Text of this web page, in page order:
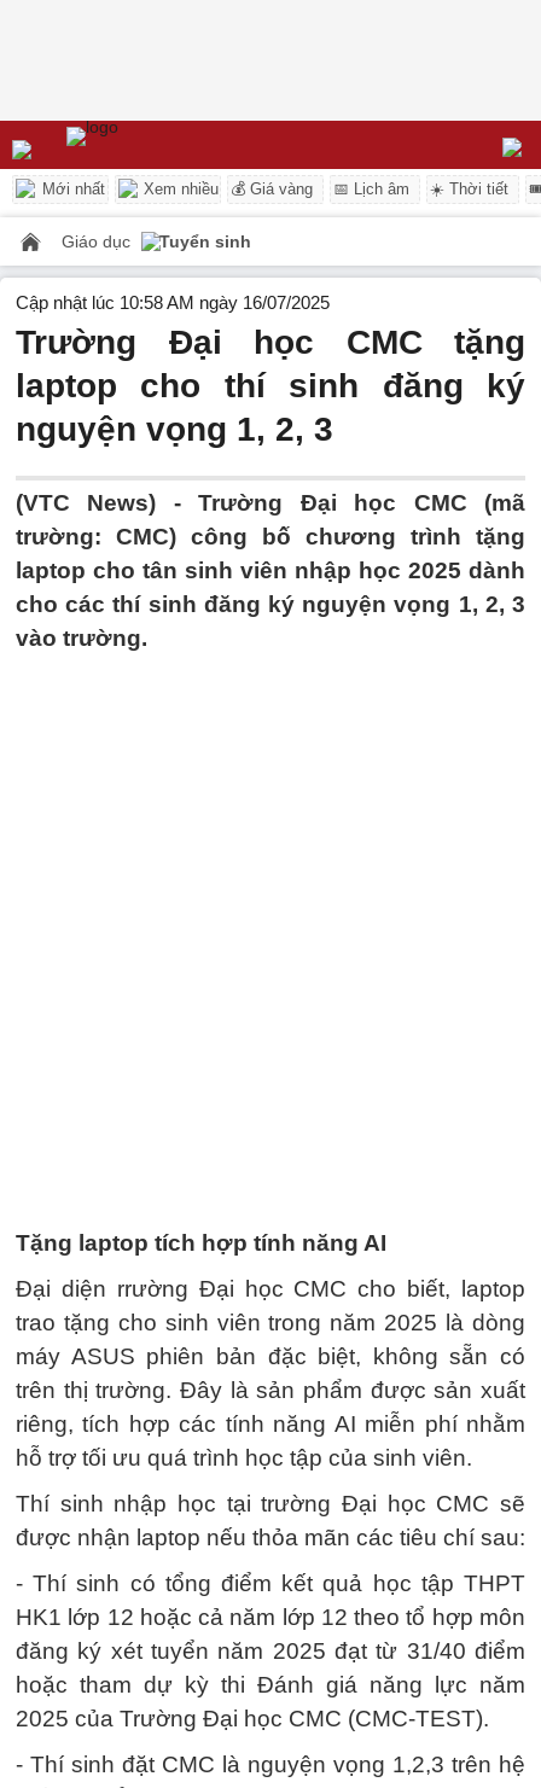
Mới nhất Xem nhiều 💰 Giá vàng 📅 Lịch âm ☀️ Thời tiết
Giáo dục Tuyển sinh
Cập nhật lúc 10:58 AM ngày 16/07/2025
Trường Đại học CMC tặng
laptop cho thí sinh đăng ký
nguyện vọng 1, 2, 3
(VTC News) -Trường Đại học CMC (mã
trường: CMC) công bố chương trình tặng
laptop cho tân sinh viên nhập học 2025 dành
cho các thí sinh đăng ký nguyện vọng 1, 2, 3
vào trường.
Tặng laptop tích hợp tính năng AI
Đại diện rrường Đại học CMC cho biết, laptop
trao tặng cho sinh viên trong năm 2025 là dòng
máy ASUS phiên bản đặc biệt, không sẵn có
trên thị trường. Đây là sản phẩm được sản xuất
riêng, tích hợp các tính năng AI miễn phí nhằm
hỗ trợ tối ưu quá trình học tập của sinh viên.
Thí sinh nhập học tại trường Đại học CMC sẽ
được nhận laptop nếu thỏa mãn các tiêu chí sau:
- Thí sinh có tổng điểm kết quả học tập THPT
HK1 lớp 12 hoặc cả năm lớp 12 theo tổ hợp môn
đăng ký xét tuyển năm 2025 đạt từ 31/40 điểm
hoặc tham dự kỳ thi Đánh giá năng lực năm
2025 của Trường Đại học CMC (CMC-TEST).
- Thí sinh đặt CMC là nguyện vọng 1,2,3 trên hệ